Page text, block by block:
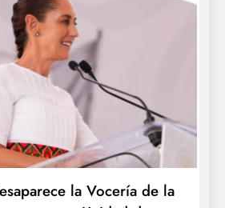
la Vocería de la